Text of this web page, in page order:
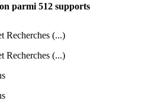
parmi 512 supports
Recherches (...)
Recherches (...)